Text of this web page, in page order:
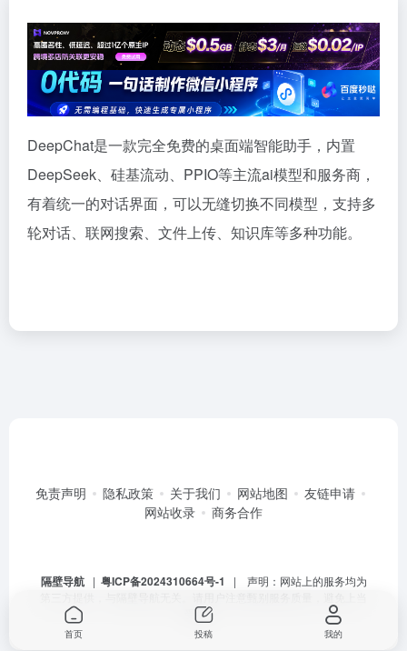
DeepChat是一款完全免费的桌面端智能助手，内置
DeepSeek、硅基流动、PPIO等主流ai模型和服务商，
有着统一的对话界面，可以无缝切换不同模型，支持多
轮对话、联网搜索、文件上传、知识库等多种功能。
免责声明 隐私政策 关于我们 网站地图
友链申请
网站收录
商务合作
隔壁导航| 粤ICP备2024310664号-1
| 声明：网站上的服务均为
受骗。
首页 投稿 我的